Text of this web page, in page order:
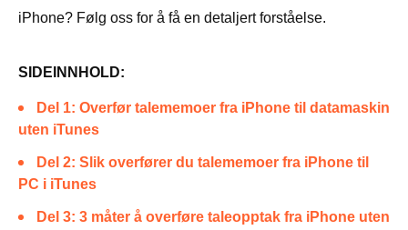
iPhone? Følg oss for å få en detaljert forståelse.
SIDEINNHOLD:
Del 1: Overfør talememoer fra iPhone til datamaskin
uten iTunes
Del 2: Slik overfører du talememoer fra iPhone til
PC i iTunes
Del 3: 3 måter å overføre taleopptak fra iPhone uten